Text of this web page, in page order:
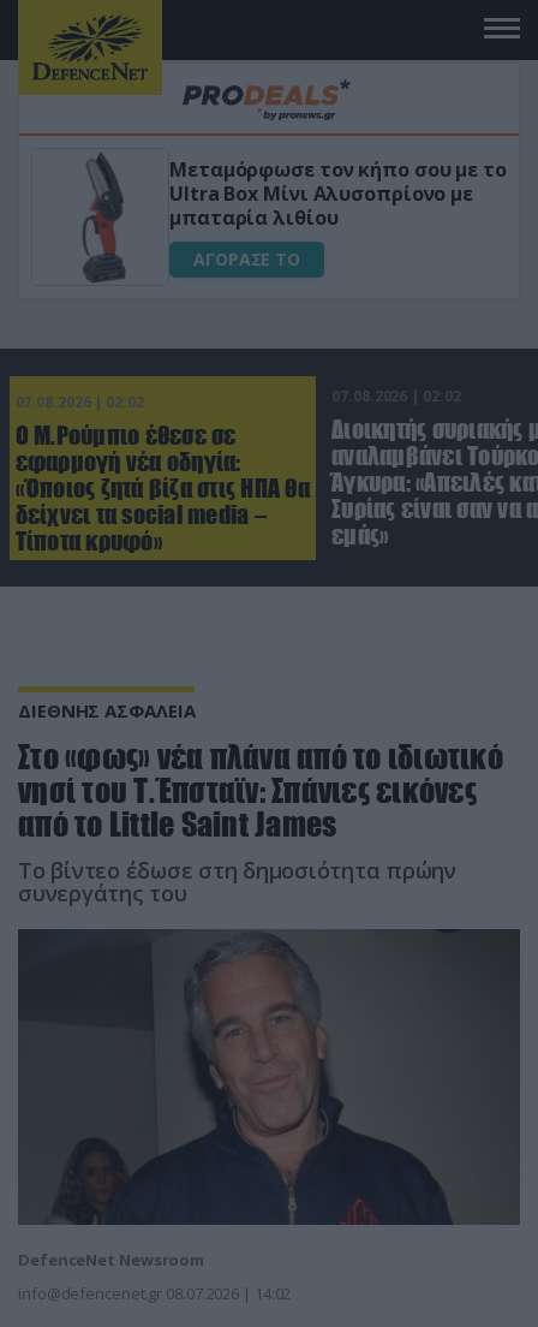
«Μαγική» φόρμουλα τριβόλι + VIP
για αύξηση της λίμπιντο
ΑΓΟΡΑΣΕ ΤΟ
07.08.2026 | 02:02
Ο Μ.Ρούμπιο έθεσε σε
εφαρμογή νέα οδηγία:
«Όποιος ζητά βίζα στις ΗΠΑ θα
δείχνει τα social media –
Τίποτα κρυφό»
07.08.2026 | 02:02
Διοικητής συριακής
αναλαμβάνει
Άγκυρα: «Απειλές
Συρίας είναι σαν να
εμάς»
ΔΙΕΘΝΗΣ ΑΣΦΑΛΕΙΑ
Στο «φως» νέα πλάνα από το ιδιωτικό
νησί του Τ.Έπσταϊν: Σπάνιες εικόνες
από το Little Saint James
Το βίντεο έδωσε στη δημοσιότητα πρώην
συνεργάτης του
DefenceNet Newsroom
info@defencenet.gr 08.07.2026 | 14:02